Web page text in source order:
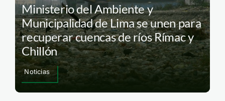
Ministerio del Ambiente y
Municipalidad de Lima se unen para
recuperar cuencas de ríos Rímac y
Chillón
Noticias